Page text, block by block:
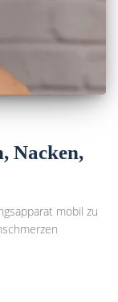
Nacken,
mobil zu